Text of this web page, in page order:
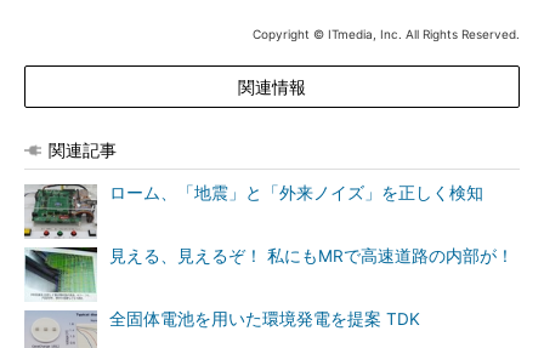
Copyright © ITmedia, Inc. All Rights Reserved.
関連情報
関連記事
ローム、「地震」と「外来ノイズ」を正しく検知
見える、見えるぞ！ 私にもMRで高速道路の内部が！
全固体電池を用いた環境発電を提案 TDK